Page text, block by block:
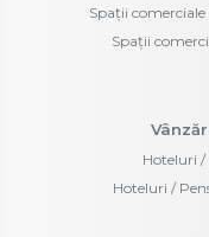
Spații
Spații
Hoteluri /
Hoteluri /